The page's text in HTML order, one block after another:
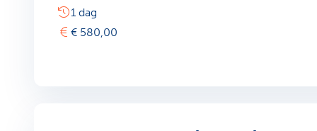
1 dag
€ 580,00